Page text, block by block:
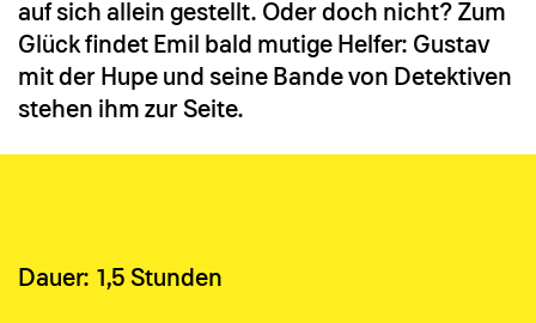
auf sich allein gestellt. Oder doch nicht? Zum
Glück findet Emil bald mutige Helfer: Gustav
mit der Hupe und seine Bande von Detektiven
stehen ihm zur Seite.
Dauer: 1,5 Stunden